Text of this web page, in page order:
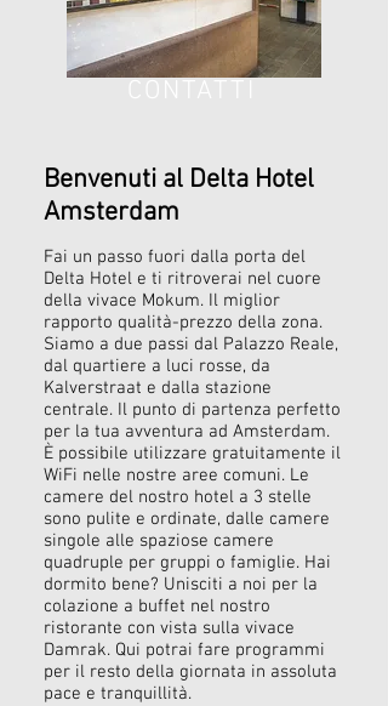
Benvenuti al Delta Hotel
Amsterdam
Fai un passo fuori dalla porta del
Delta Hotel e ti ritroverai nel cuore
della vivace Mokum. Il miglior
rapporto qualità-prezzo della zona.
Siamo a due passi dal Palazzo Reale,
dal quartiere a luci rosse, da
Kalverstraat e dalla stazione
centrale. Il punto di partenza perfetto
per la tua avventura ad Amsterdam.
È possibile utilizzare gratuitamente il
WiFi nelle nostre aree comuni. Le
camere del nostro hotel a 3 stelle
sono pulite e ordinate, dalle camere
singole alle spaziose camere
quadruple per gruppi o famiglie. Hai
dormito bene? Unisciti a noi per la
colazione a buffet nel nostro
ristorante con vista sulla vivace
Damrak. Qui potrai fare programmi
per il resto della giornata in assoluta
pace e tranquillità.